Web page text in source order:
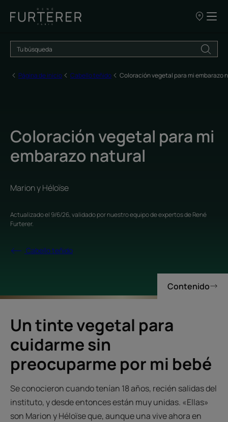
NUESTROS
VENTA
Página de inicio Cabello teñido Coloración vegetal para mi embarazo
Coloración vegetal para mi
embarazo natural
Marion y Héloïse
Actualizado el 9/6/26, validado pornuestro equipo de expertos de René
Furterer.
Cabello teñido
Contenido
Un tinte vegetal para
cuidarme sin
preocuparme por mi bebé
Se conocieron cuando tenían 18 años, recién salidas del
instituto, y desde entonces están muy unidas. «Ellas»
son Marion y Héloïse que, aunque una vive ahora en